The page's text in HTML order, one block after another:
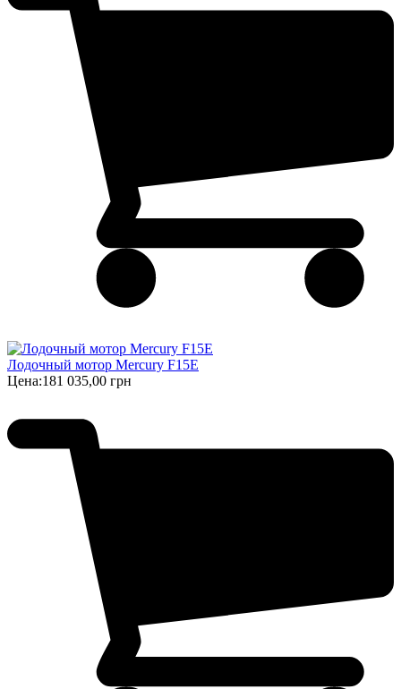
Лодочный мотор Mercury F15E
Цена:181 035,00 грн